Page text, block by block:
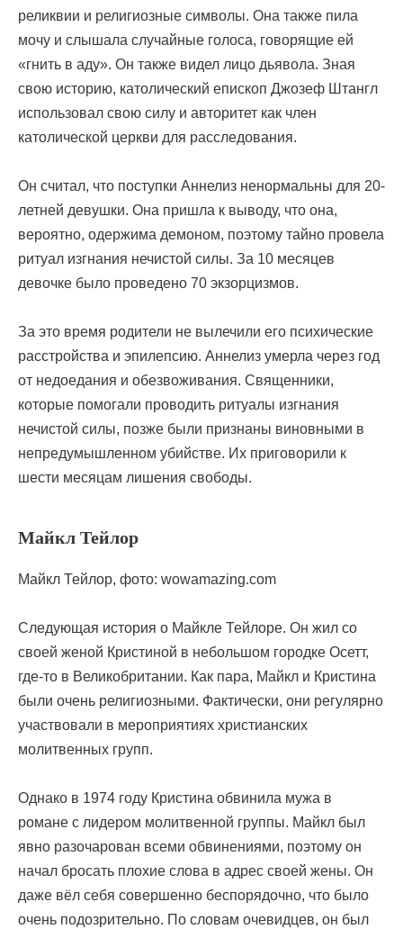
реликвии и религиозные символы. Она также пила
мочу и слышала случайные голоса, говорящие ей
«гнить в аду». Он также видел лицо дьявола. Зная
свою историю, католический епископ Джозеф Штангл
использовал свою силу и авторитет как член
католической церкви для расследования.
Он считал, что поступки Аннелиз ненормальны для 20-
летней девушки. Она пришла к выводу, что она,
вероятно, одержима демоном, поэтому тайно провела
ритуал изгнания нечистой силы. За 10 месяцев
девочке было проведено 70 экзорцизмов.
За это время родители не вылечили его психические
расстройства и эпилепсию. Аннелиз умерла через год
от недоедания и обезвоживания. Священники,
которые помогали проводить ритуалы изгнания
нечистой силы, позже были признаны виновными в
непредумышленном убийстве. Их приговорили к
шести месяцам лишения свободы.
Майкл Тейлор
Майкл Тейлор, фото: wowamazing.com
Следующая история о Майкле Тейлоре. Он жил со
своей женой Кристиной в небольшом городке Осетт,
где-то в Великобритании. Как пара, Майкл и Кристина
были очень религиозными. Фактически, они регулярно
участвовали в мероприятиях христианских
молитвенных групп.
Однако в 1974 году Кристина обвинила мужа в
романе с лидером молитвенной группы. Майкл был
явно разочарован всеми обвинениями, поэтому он
начал бросать плохие слова в адрес своей жены. Он
даже вёл себя совершенно беспорядочно, что было
очень подозрительно. По словам очевидцев, он был